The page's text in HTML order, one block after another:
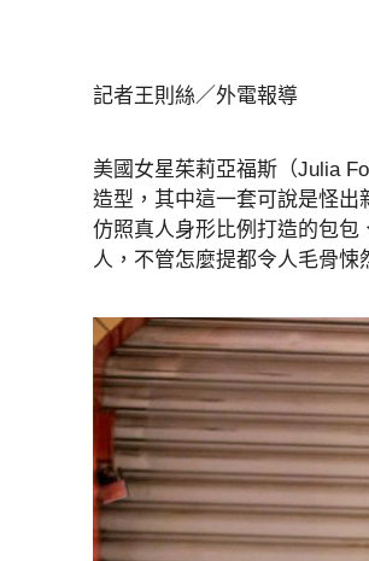
記者王則絲／外電報導
美國女星茱莉亞福斯（Julia
造型，其中這一套可說是怪出
仿照真人身形比例打造的包
人，不管怎麼提都令人毛骨悚